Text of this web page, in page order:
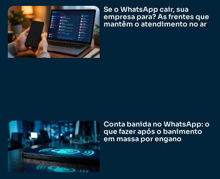
Se o WhatsApp cair, sua
empresa para? As frentes que
mantêm o atendimento no ar
Conta banida no WhatsApp: o
que fazer após o banimento
em massa por engano